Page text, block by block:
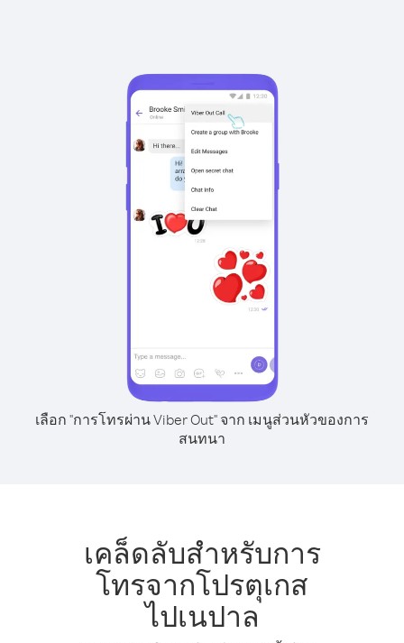
เลือก "การโทรผ่าน Viber Out" จาก เมนูส่วนหัวของการ
สนทนา
เคล็ดลับสำหรับการ
โทรจากโปรตุเกส
ไปเนปาล